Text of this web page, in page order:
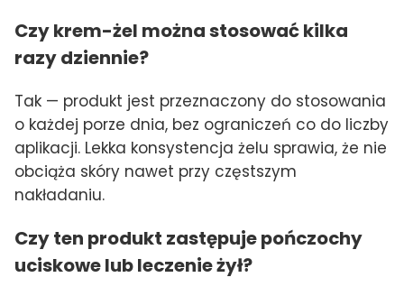
Czy krem-żel można stosować kilka
razy dziennie?
Tak — produkt jest przeznaczony do stosowania
o każdej porze dnia, bez ograniczeń co do liczby
aplikacji. Lekka konsystencja żelu sprawia, że nie
obciąża skóry nawet przy częstszym
nakładaniu.
Czy ten produkt zastępuje pończochy
uciskowe lub leczenie żył?